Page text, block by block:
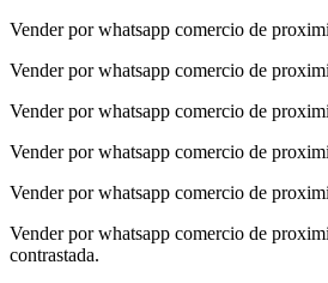
Vender por whatsapp comercio de
Vender por whatsapp comercio de
Vender por whatsapp comercio de
Vender por whatsapp comercio de
Vender por whatsapp comercio de
Vender por whatsapp comercio de
contrastada.